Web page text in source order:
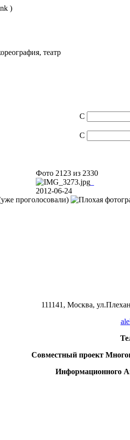
)
театр
С
С
Фото 2123 из 2330
2012-06-24
111141, Москва,
Совместный проект
Информационного